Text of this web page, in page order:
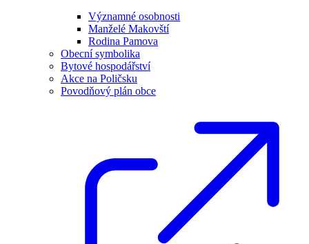
Významné osobnosti
Manželé Makovští
Rodina Pamova
Obecní symbolika
Bytové hospodářství
Akce na Poličsku
Povodňový plán obce